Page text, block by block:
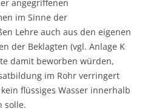
angegriffenen
im Sinne der
Lehre auch aus den eigenen
der Beklagten (vgl. Anlage K
damit beworben würden,
im Rohr verringert
flüssiges Wasser innerhalb
solle.